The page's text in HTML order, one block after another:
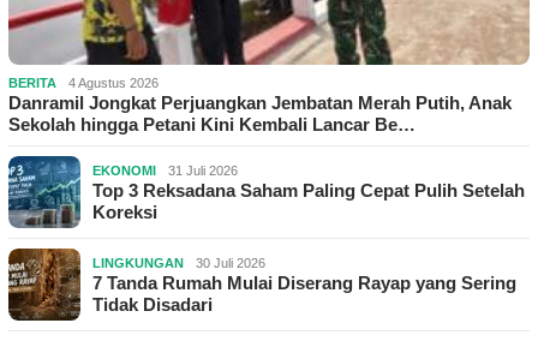
BERITA 4 Agustus 2026
Danramil Jongkat Perjuangkan Jembatan Merah Putih, Anak
Sekolah hingga Petani Kini Kembali Lancar Be…
EKONOMI 31 Juli 2026
Top 3 Reksadana Saham Paling Cepat Pulih Setelah
Koreksi
LINGKUNGAN 30 Juli 2026
7 Tanda Rumah Mulai Diserang Rayap yang Sering
Tidak Disadari